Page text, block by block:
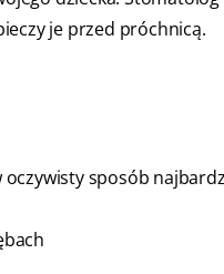
je przed próchnicą.
sposób